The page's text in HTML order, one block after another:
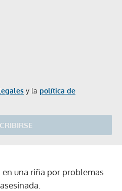
y la política de
en una riña por problemas